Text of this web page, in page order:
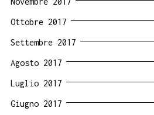
Ottobre 2017
Settembre 2017
Agosto 2017
Luglio 2017
Giugno 2017